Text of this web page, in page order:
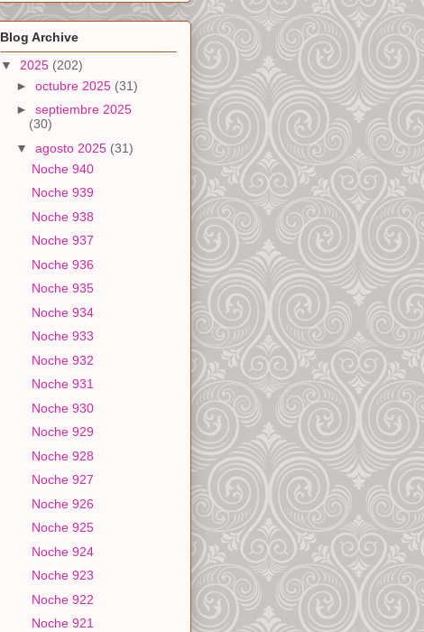
Blog Archive
▼ 2025 (202)
► octubre 2025 (31)
► septiembre 2025
(30)
▼ agosto 2025 (31)
Noche 940
Noche 939
Noche 938
Noche 937
Noche 936
Noche 935
Noche 934
Noche 933
Noche 932
Noche 931
Noche 930
Noche 929
Noche 928
Noche 927
Noche 926
Noche 925
Noche 924
Noche 923
Noche 922
Noche 921